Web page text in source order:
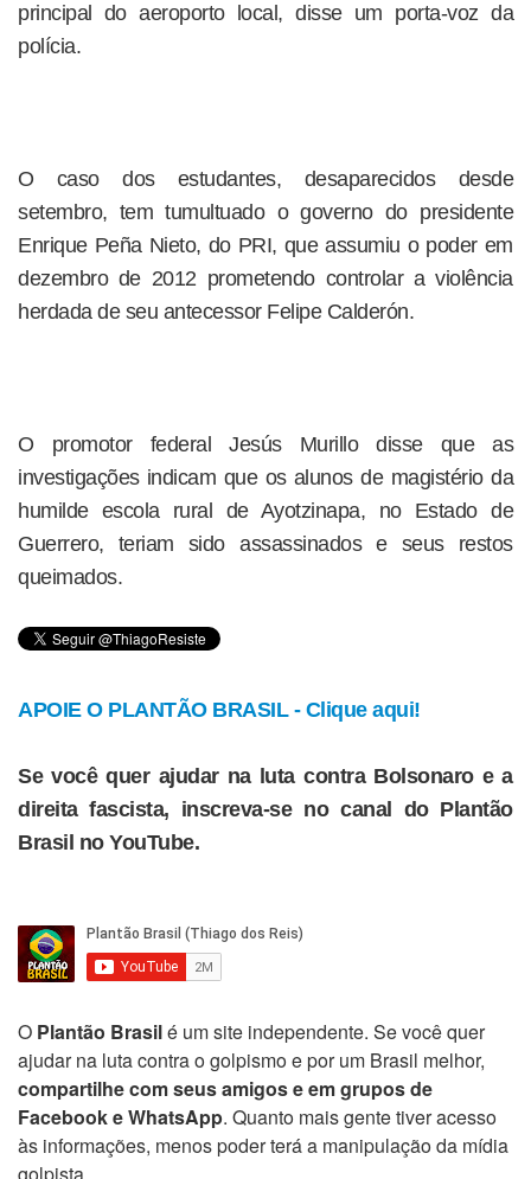
principal do aeroporto local, disse um porta-voz da
polícia.
O caso dos estudantes, desaparecidos desde
setembro, tem tumultuado o governo do presidente
Enrique Peña Nieto, do PRI, que assumiu o poder em
dezembro de 2012 prometendo controlar a violência
herdada de seu antecessor Felipe Calderón.
O promotor federal Jesús Murillo disse que as
investigações indicam que os alunos de magistério da
humilde escola rural de Ayotzinapa, no Estado de
Guerrero, teriam sido assassinados e seus restos
queimados.
APOIE O PLANTÃO BRASIL - Clique aqui!
Se você quer ajudar na luta contra Bolsonaro e a
direita fascista, inscreva-se no canal do Plantão
Brasil no YouTube.
O Plantão Brasilé um site independente. Se você quer
ajudar na luta contra o golpismo e por um Brasil melhor,
compartilhe com seus amigos e em grupos de
Facebook e WhatsApp. Quanto mais gente tiver acesso
às informações, menos poder terá a manipulação da mídia